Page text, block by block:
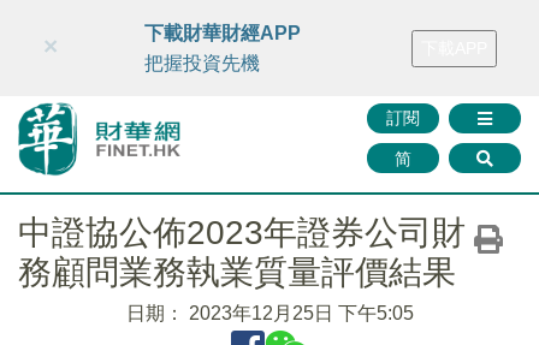
財華智庫網 FINTV FINMETA 財華證券 媒體矩陣
訂閱
简
×
下載財華財經APP
把握投資先機
中證協公佈2023年證券公司財
務顧問業務執業質量評價結果
日期： 2023年12月25日 下午5:05